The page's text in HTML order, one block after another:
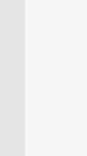
بسته شود کسی
داشته باشد که